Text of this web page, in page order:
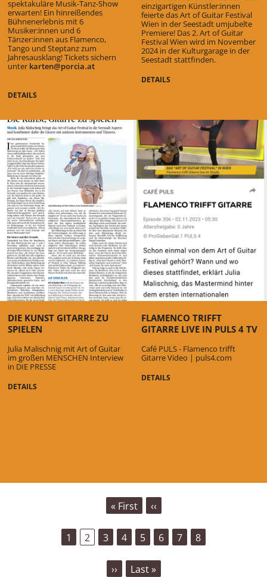
spektakuläre Musik-Tanz-Show
erwarten! Ein hinreißendes
Bühnenerlebnis mit 6
Musiker:innen und 6
Tänzer:innen aus Flamenco,
Tango und Steptanz zum
Jahresausklang! Tickets sichern
unter karten@porcia.at
DETAILS
einzigartigen Künstler:innen
feierte das Art of Guitar Festival
Wien in der Seestadt umjubelte
Premiere! Das 2. Art of Guitar
Festival Wien wird im November
2024 in der Kulturgarage in der
Seestadt stattfinden.
DETAILS
DIE KUNST GITARRE ZU
SPIELEN
Julia Malischnig mit Art of Guitar
im großen MENSCHEN Interview
in DIE PRESSE
DETAILS
FLAMENCO TRIFFT
GITARRE LIVE IN PULS 4 TV
Café PULS - Flamenco trifft
Gitarre Video | puls4.com
DETAILS
First
« First
Vorherige
‹‹
Seite
1
Aktuelle
2 Seite
3 Seite
4 Seite
5 Seite
6 Seite
7 Seite
8
Nächste
››
Last
Last »